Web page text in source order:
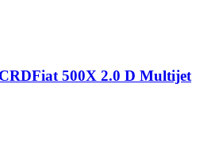
500X 2.0 D Multijet